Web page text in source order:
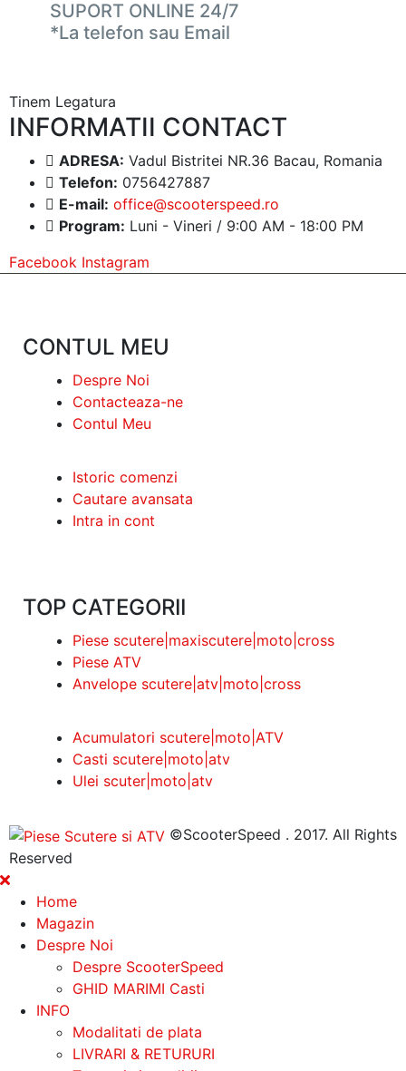
SUPORT ONLINE 24/7
*La telefon sau Email
Tinem Legatura
INFORMATII CONTACT
ADRESA: Vadul Bistritei NR.36 Bacau, Romania
Telefon: 0756427887
E-mail: office@scooterspeed.ro
Program: Luni - Vineri / 9:00 AM - 18:00 PM
Facebook Instagram
CONTUL MEU
Despre Noi
Contacteaza-ne
Contul Meu
Istoric comenzi
Cautare avansata
Intra in cont
TOP CATEGORII
Piese scutere|maxiscutere|moto|cross
Piese ATV
Anvelope scutere|atv|moto|cross
Acumulatori scutere|moto|ATV
Casti scutere|moto|atv
Ulei scuter|moto|atv
©ScooterSpeed . 2017. All Rights
Reserved
Home
Magazin
Despre Noi
Despre ScooterSpeed
GHID MARIMI Casti
INFO
Modalitati de plata
LIVRARI & RETURURI